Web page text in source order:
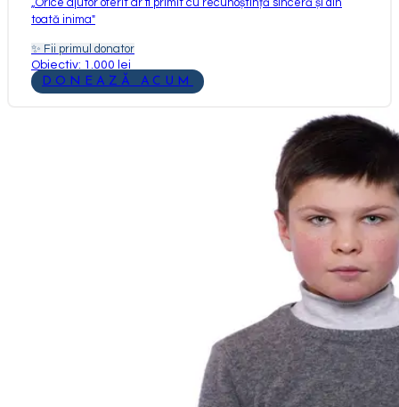
toată inima"
✨ Fii primul donator
Obiectiv: 1.000 lei
DONEAZĂ ACUM